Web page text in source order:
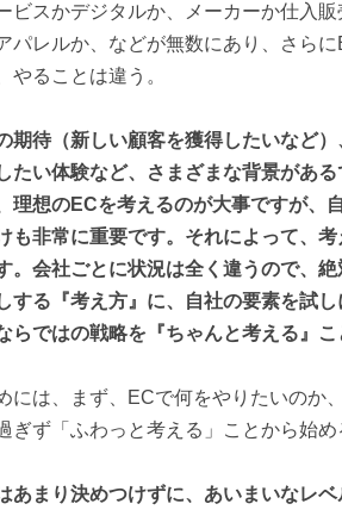
ビスかデジタルか、メーカーか仕入
パレルか、などが無数にあり、さら
やることは違う。
期待（新しい顧客を獲得したいなど
たい体験など、さまざまな背景があ
理想のECを考えるのが大事ですが、
も非常に重要です。それによって、
。会社ごとに状況は全く違うので、
する『考え方』に、自社の要素を試
らではの戦略を『ちゃんと考える』こ
には、まず、ECで何をやりたいのか
ぎず「ふわっと考える」ことから始め
あまり決めつけずに、あいまいなレ